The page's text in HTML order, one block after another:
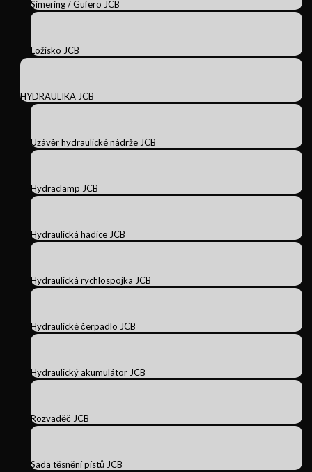
Simering / Gufero JCB
Ložisko JCB
HYDRAULIKA JCB
Uzávěr hydraulické nádrže JCB
Hydraclamp JCB
Hydraulická hadice JCB
Hydraulická rychlospojka JCB
Hydraulické čerpadlo JCB
Hydraulický akumulátor JCB
Rozvaděč JCB
Sada těsnění pístů JCB